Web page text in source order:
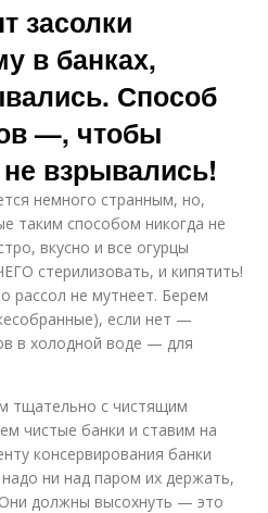
засолки
в банках,
Способ
—, чтобы
взрывались!
немного странным, но,
таким способом никогда не
вкусно и все огурцы
стерилизовать, и кипятить!
рассол не мутнеет. Берем
если нет —
в холодной воде — для
тщательно с чистящим
чистые банки и ставим на
консервирования банки
ни над паром их держать,
должны высохнуть — это